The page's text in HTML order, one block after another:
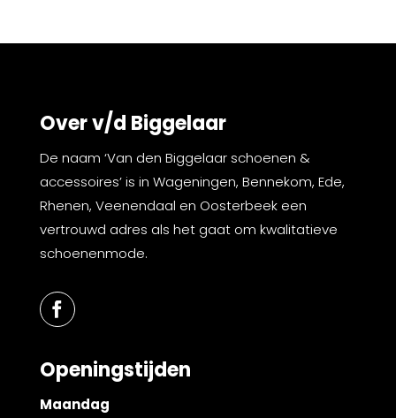
Over v/d Biggelaar
De naam ‘Van den Biggelaar schoenen &
accessoires’ is in Wageningen, Bennekom, Ede,
Rhenen, Veenendaal en Oosterbeek een
vertrouwd adres als het gaat om kwalitatieve
schoenenmode.
Openingstijden
Maandag